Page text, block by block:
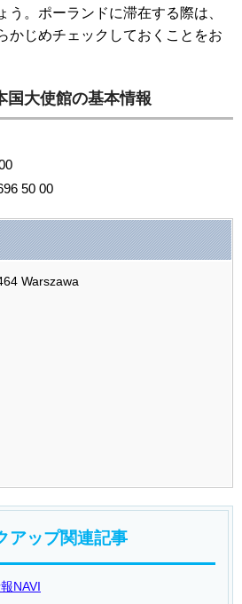
う。ポーランドに滞在する際は、
かじめチェックしておくことをお
国大使館の基本情報
50 00
Warszawa
アップ関連記事
NAVI